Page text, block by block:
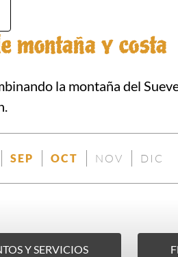
montaña y costa
la montaña del
DISPONIBLE
SEP
DISPONIBLE
OCT
DISPONIBLE
NOV
NO
DIC
Y SERVICIOS